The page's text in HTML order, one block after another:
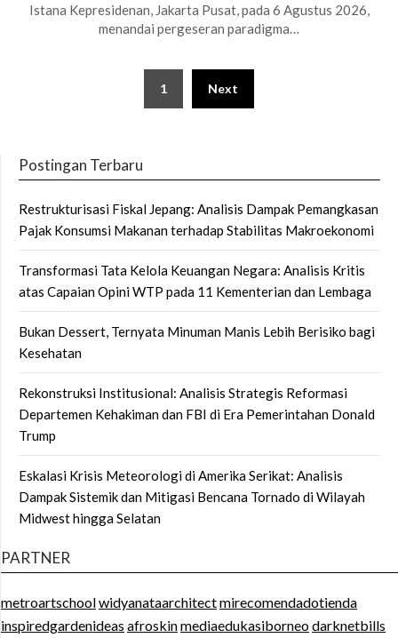
Istana Kepresidenan, Jakarta Pusat, pada 6 Agustus 2026,
menandai pergeseran paradigma…
1 Next
Postingan Terbaru
Restrukturisasi Fiskal Jepang: Analisis Dampak Pemangkasan
Pajak Konsumsi Makanan terhadap Stabilitas Makroekonomi
Transformasi Tata Kelola Keuangan Negara: Analisis Kritis
atas Capaian Opini WTP pada 11 Kementerian dan Lembaga
Bukan Dessert, Ternyata Minuman Manis Lebih Berisiko bagi
Kesehatan
Rekonstruksi Institusional: Analisis Strategis Reformasi
Departemen Kehakiman dan FBI di Era Pemerintahan Donald
Trump
Eskalasi Krisis Meteorologi di Amerika Serikat: Analisis
Dampak Sistemik dan Mitigasi Bencana Tornado di Wilayah
Midwest hingga Selatan
PARTNER
metroartschoolwidyanataarchitectmirecomendadotienda
inspiredgardenideas afroskinmediaedukasiborneodarknetbills